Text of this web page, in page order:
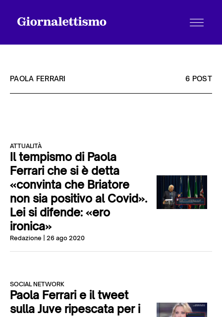
Chi siamo
Contatti
PAOLA FERRARI 6 POST
ATTUALITÀ
Il tempismo di Paola
Ferrari che si è detta
«convinta che Briatore
non sia positivo al Covid».
Lei si difende: «ero
ironica»
Redazione | 26 ago 2020
SOCIAL NETWORK
Paola Ferrari e il tweet
sulla Juve ripescata per i